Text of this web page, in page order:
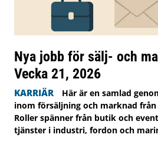
Nya jobb för sälj- och
Vecka 21, 2026
KARRIÄR
Här är en samlad
inom försäljning och marknad från
Roller spänner från butik och
tjänster i industri, fordon och